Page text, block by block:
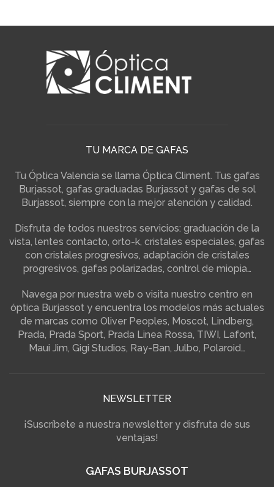
TU MARCA DE GAFAS
Tu Óptica Valencia se llama Óptica Climent. Tus gafas
Burjassot, gafas graduadas Burjassot y gafas de sol
Burjassot, siempre con la mejor atención y calidad.
Disfruta de todos nuestros servicios: graduación de la
vista, lentes contacto, orto-k, cristales especiales, gafas
con cristales progresivos, adaptación de cristales
progresivos, gafas polarizadas, control de miopia…
Navega por nuestra web o visita nuestro centro en
óptica Burjassot y encuentra los modelos más actuales
de marcas como Oliver Peoples, Moscot, Lindberg,
Prada, Prada Sport, Prada Linea Rossa, TIWI, Lafont,
Maui Jim, Gigi Studios, Ray-Ban, Julbo, Polaroid…
NEWSLETTER
¡Suscríbete a nuestra newsletter y disfruta de sus
ventajas!
GAFAS BURJASSOT